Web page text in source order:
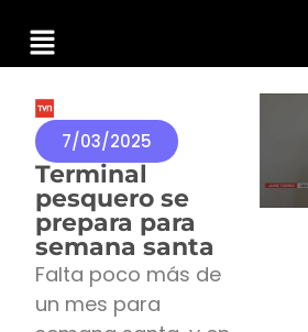
7/03/2025
Terminal
pesquero se
prepara para
semana santa
Falta poco más de
un mes para